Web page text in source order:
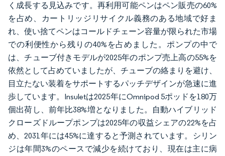
く成長する見込みです。再利用可能ペンはペン販売の60%
を占め、カートリッジリサイクル義務のある地域で好ま
れ、使い捨てペンはコールドチェーン容量が限られた市場
での利便性から残りの40%を占めました。ポンプの中で
は、チューブ付きモデルが2025年のポンプ売上高の55%を
依然として占めていましたが、チューブの絡まりを避け、
目立たない装着をサポートするパッチデザインが急速に進
歩しています。Insuletは2025年にOmnipod 5ポッドを180万
個出荷し、前年比38%増となりました。自動ハイブリッド
クローズドループポンプは2025年の収益シェアの22%を占
め、2031年には45%に達すると予測されています。シリン
ジは年間3%のペースで減少を続けており、現在は主に病